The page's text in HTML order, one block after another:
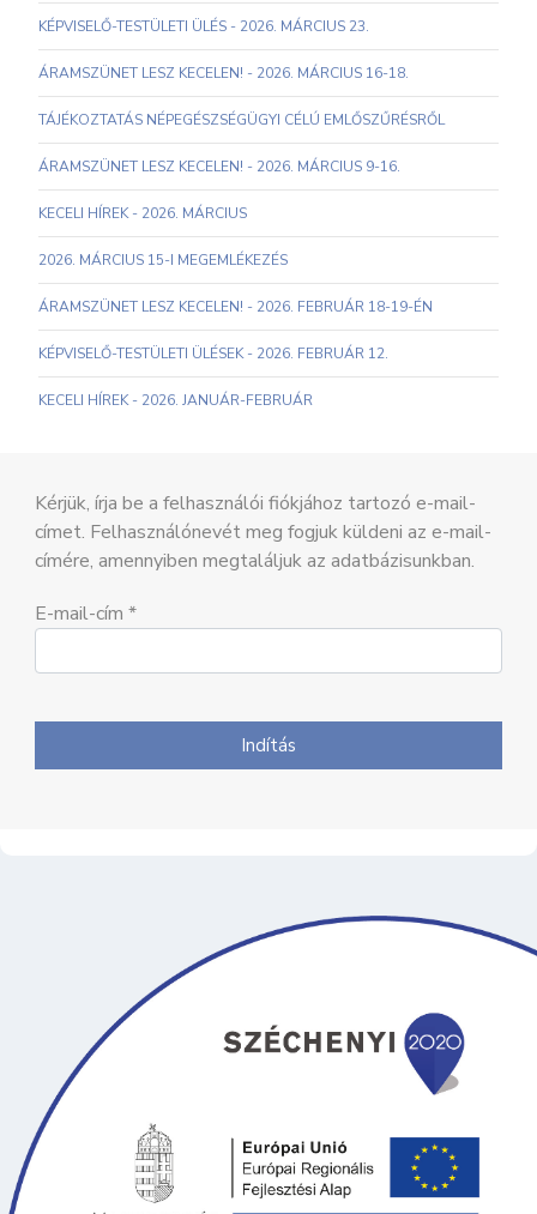
KÉPVISELŐ-TESTÜLETI ÜLÉS - 2026. MÁRCIUS 23.
ÁRAMSZÜNET LESZ KECELEN! - 2026. MÁRCIUS 16-18.
TÁJÉKOZTATÁS NÉPEGÉSZSÉGÜGYI CÉLÚ EMLŐSZŰRÉSRŐL
ÁRAMSZÜNET LESZ KECELEN! - 2026. MÁRCIUS 9-16.
KECELI HÍREK - 2026. MÁRCIUS
2026. MÁRCIUS 15-I MEGEMLÉKEZÉS
ÁRAMSZÜNET LESZ KECELEN! - 2026. FEBRUÁR 18-19-ÉN
KÉPVISELŐ-TESTÜLETI ÜLÉSEK - 2026. FEBRUÁR 12.
KECELI HÍREK - 2026. JANUÁR-FEBRUÁR
Kérjük, írja be a felhasználói fiókjához tartozó e-mail-
címet. Felhasználónevét meg fogjuk küldeni az e-mail-
címére, amennyiben megtaláljuk az adatbázisunkban.
E-mail-cím *
Indítás